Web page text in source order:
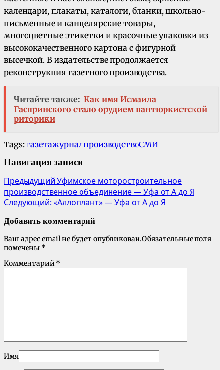
календари, плакаты, каталоги, бланки, школьно-
письменные и канцелярские товары,
многоцветные этикетки и красочные упаковки из
высококачественного картона с фигурной
высечкой. В издательстве продолжается
реконструкция газетного производства.
Читайте также: Как имя Исмаила
Гаспринского стало орудием пантюркистской
риторики
Tags: газетажурналпроизводствоСМИ
Навигация записи
Предыдущий Уфимское моторостроительное
производственное объединение — Уфа от А до Я
Следующий: «Аллоплант» — Уфа от А до Я
Добавить комментарий
Ваш адрес email не будет опубликован.Обязательные поля
помечены *
Комментарий *
Имя